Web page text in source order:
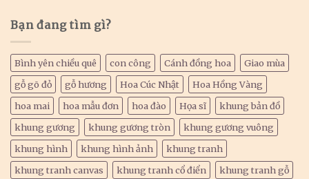
Bạn đang tìm gì?
Bình yên chiều quê con công Cánh đồng hoa
Giao mùa
gỗ gõ đỏ
gỗ hương Hoa Cúc Nhật
Hoa Hồng Vàng
hoa mai
hoa mẫu đơn hoa đào Họa sĩ
khung bản đồ
khung gương
khung gương tròn
khung gương vuông
khung hình
khung hình ảnh
khung tranh
khung tranh canvas
khung tranh cổ điển
khung tranh gỗ